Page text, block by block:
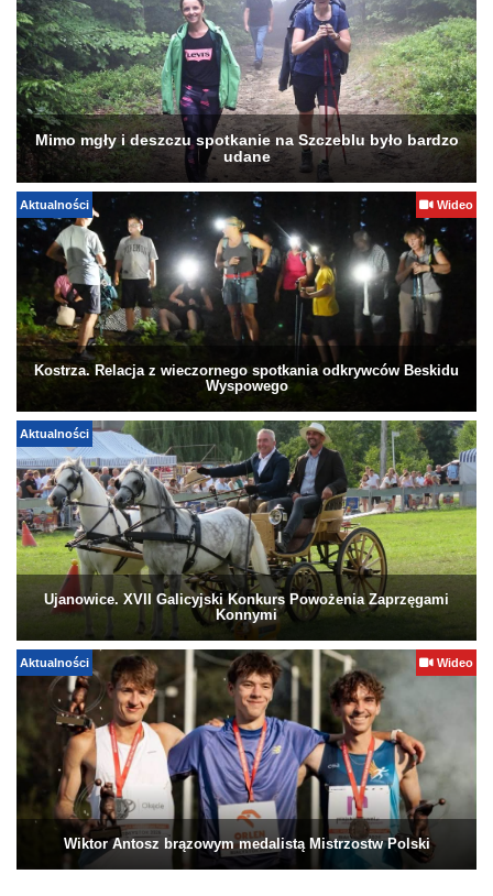
Mimo mgły i deszczu spotkanie na Szczeblu było bardzo
udane
Aktualności Wideo
Kostrza. Relacja z wieczornego spotkania odkrywców Beskidu
Wyspowego
Aktualności
Ujanowice. XVII Galicyjski Konkurs Powożenia Zaprzęgami
Konnymi
Aktualności Wideo
Wiktor Antosz brązowym medalistą Mistrzostw Polski